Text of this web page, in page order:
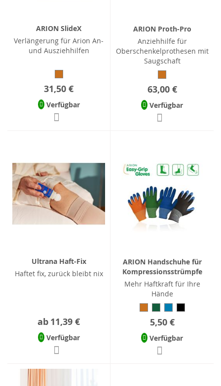
ARION SlideX
Verlängerung für Arion An-
und Ausziehhilfen
31,50 €
Verfügbar
ARION Proth-Pro
Anziehhilfe für
Oberschenkelprothesen mit
Saugschaft
63,00 €
Verfügbar
Ultrana Haft-Fix
Haftet fix, zurück bleibt nix
ab 11,39 €
Verfügbar
ARION Handschuhe für
Kompressionsstrümpfe
Mehr Haftkraft für Ihre
Hände
5,50 €
Verfügbar